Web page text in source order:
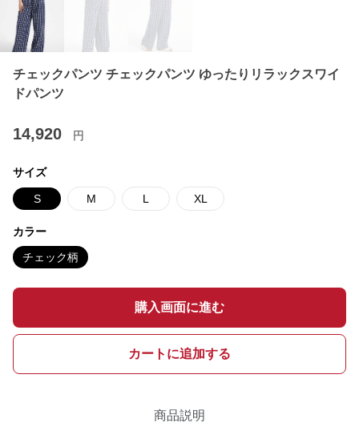
チェックパンツ チェックパンツ ゆったりリラックスワイ
ドパンツ
14,920 円
サイズ
S M L XL
カラー
チェック柄
購入画面に進む
カートに追加する
商品説明